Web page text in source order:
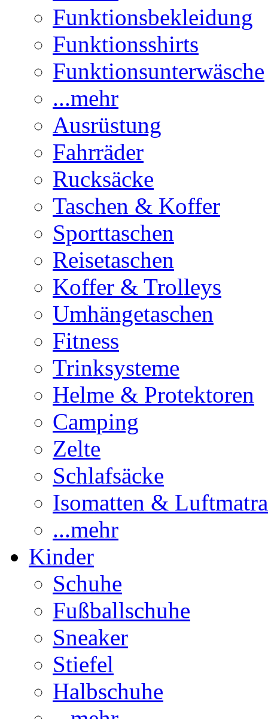
Funktionsbekleidung
Funktionsshirts
Funktionsunterwäsche
...mehr
Ausrüstung
Fahrräder
Rucksäcke
Taschen & Koffer
Sporttaschen
Reisetaschen
Koffer & Trolleys
Umhängetaschen
Fitness
Trinksysteme
Helme & Protektoren
Camping
Zelte
Schlafsäcke
Isomatten &
...mehr
Kinder
Schuhe
Fußballschuhe
Sneaker
Stiefel
Halbschuhe